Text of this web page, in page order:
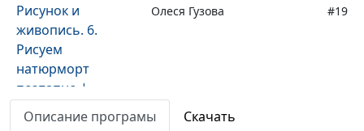
Рисунок и
живопись. 6.
Рисуем
натюрморт
поэтапно |
Пастель
Олеся Гузова #19
Описание програмы Скачать